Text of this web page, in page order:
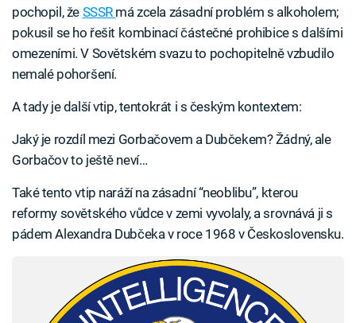
pochopil, že SSSR má zcela zásadní problém s alkoholem;
pokusil se ho řešit kombinací částečné prohibice s dalšími
omezeními. V Sovětském svazu to pochopitelně vzbudilo
nemalé pohoršení.
A tady je další vtip, tentokrát i s českým kontextem:
Jaký je rozdíl mezi Gorbačovem a Dubčekem? Žádný, ale
Gorbačov to ještě neví…
Také tento vtip naráží na zásadní “neoblibu”, kterou
reformy sovětského vůdce v zemi vyvolaly, a srovnává ji s
pádem Alexandra Dubčeka v roce 1968 v Československu.